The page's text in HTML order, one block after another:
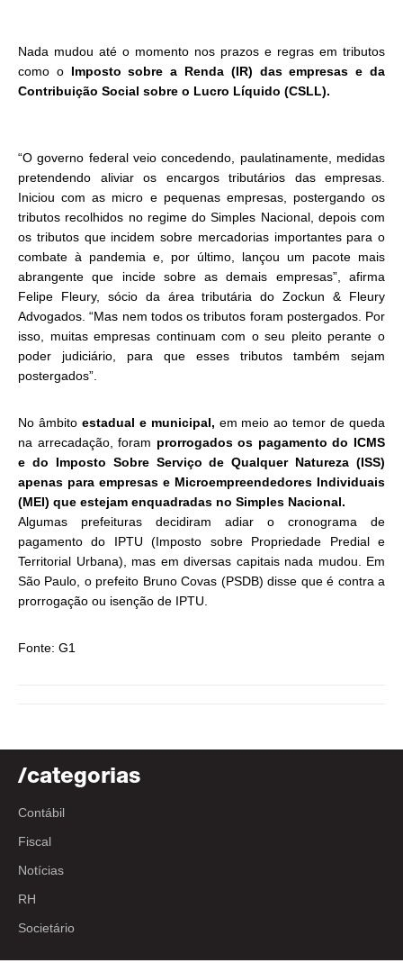
/categorias
Contábil
Fiscal
Notícias
RH
Societário
Nada mudou até o momento nos prazos e regras em tributos
como o Imposto sobre a Renda (IR) das empresas e da
Contribuição Social sobre o Lucro Líquido (CSLL).
“O governo federal veio concedendo, paulatinamente, medidas
pretendendo aliviar os encargos tributários das empresas.
Iniciou com as micro e pequenas empresas, postergando os
tributos recolhidos no regime do Simples Nacional, depois com
os tributos que incidem sobre mercadorias importantes para o
combate à pandemia e, por último, lançou um pacote mais
abrangente que incide sobre as demais empresas”, afirma
Felipe Fleury, sócio da área tributária do Zockun & Fleury
Advogados. “Mas nem todos os tributos foram postergados. Por
isso, muitas empresas continuam com o seu pleito perante o
poder judiciário, para que esses tributos também sejam
postergados”.
No âmbito estadual e municipal, em meio ao temor de queda
na arrecadação, foram prorrogados os pagamento do ICMS
e do Imposto Sobre Serviço de Qualquer Natureza (ISS)
apenas para empresas e Microempreendedores Individuais
(MEI) que estejam enquadradas no Simples Nacional.
Algumas prefeituras decidiram adiar o cronograma de
pagamento do IPTU (Imposto sobre Propriedade Predial e
Territorial Urbana), mas em diversas capitais nada mudou. Em
São Paulo, o prefeito Bruno Covas (PSDB) disse que é contra a
prorrogação ou isenção de IPTU.
Fonte: G1